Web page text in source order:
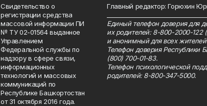
Свидетельство о
регистрации средства
массовой информации ПИ
№ ТУ 02-01564 выданное
Управлением
Федеральной службы по
надзору в сфере связи,
информационных
технологий и массовых
коммуникаций по
Республике Башкортостан
от 31 октября 2016 года.
Главный редактор: Горюхин
Единый телефон доверия для
их родителей: 8-800-2000-122
и анонимный для всех
Телефон доверия Республики
(800) 700-01-83.
Телефон психологической
родителей: 8-800-347-5000.